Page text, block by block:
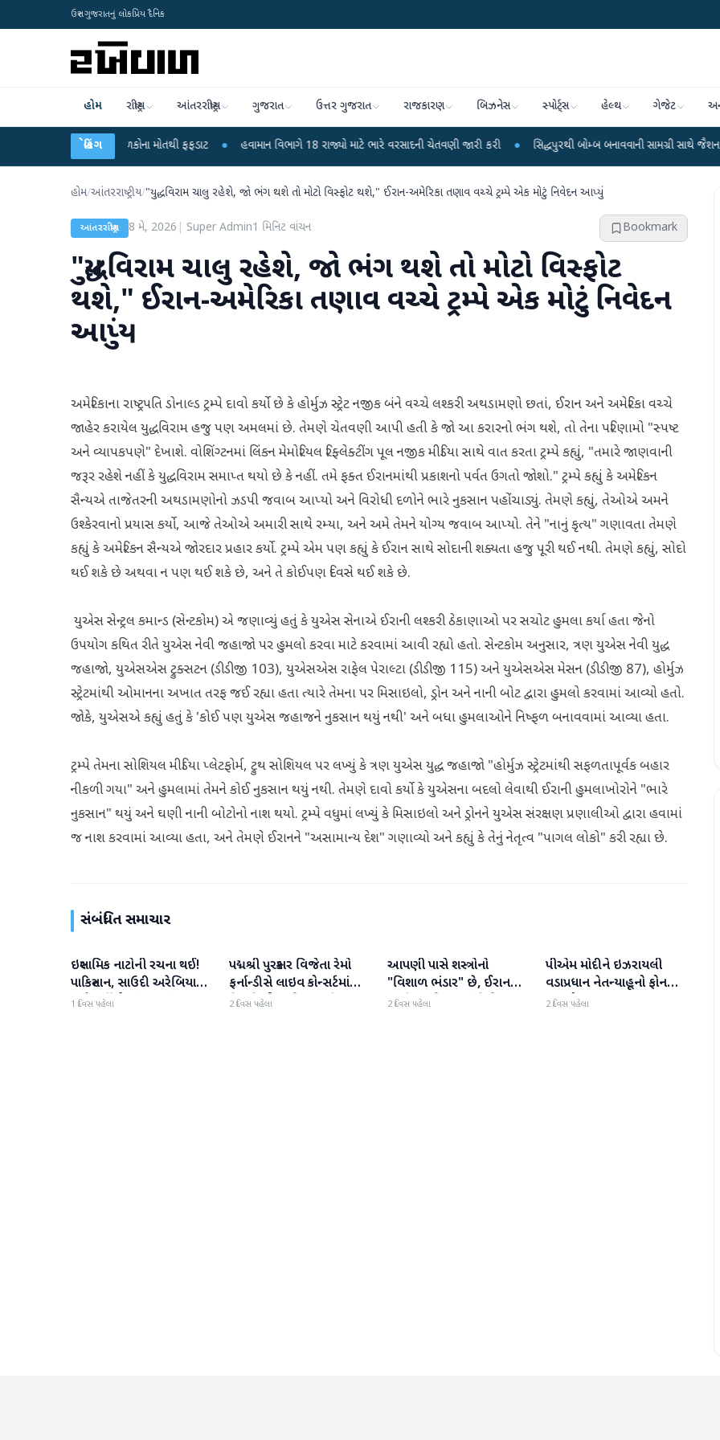
ઉત્તર ગુજરાતનું લોકપ્રિય દૈનિક
હોમ રાષ્ટ્રીય આંતરરાષ્ટ્રીય ગુજરાત ઉત્તર ગુજરાત રાજકારણ બિઝનેસ સ્પોર્ટ્સ હેલ્થ ગેજેટ
બ્રેકિંગ
6 બાળકોના મોતથી ફફડાટ ● હવામાન વિભાગે 18 રાજ્યો માટે ભારે વરસાદની ચેતવણી જારી કરી ● સિદ્ધપુરથી બોમ્બ બનાવવાની સામગ્રી સાથે જૈશના 5 શંકાસ્પદ
હોમ/આંતરરાષ્ટ્રીય/"યુદ્ધવિરામ ચાલુ રહેશે, જો ભંગ થશે તો મોટો વિસ્ફોટ થશે," ઈરાન-અમેરિકા તણાવ વચ્ચે ટ્રમ્પે એક મોટું નિવેદન આપ્યું
આંતરરાષ્ટ્રીય 8 મે, 2026 Super Admin1 મિનિટ વાંચન Bookmark
"યુદ્ધવિરામ ચાલુ રહેશે, જો ભંગ થશે તો મોટો વિસ્ફોટ
થશે," ઈરાન-અમેરિકા તણાવ વચ્ચે ટ્રમ્પે એક મોટું નિવેદન
આપ્યું
અમેરિકાના રાષ્ટ્રપતિ ડોનાલ્ડ ટ્રમ્પે દાવો કર્યો છે કે હોર્મુઝ સ્ટ્રેટ નજીક બંને વચ્ચે લશ્કરી અથડામણો છતાં, ઈરાન અને અમેરિકા વચ્ચે
જાહેર કરાયેલ યુદ્ધવિરામ હજુ પણ અમલમાં છે. તેમણે ચેતવણી આપી હતી કે જો આ કરારનો ભંગ થશે, તો તેના પરિણામો "સ્પષ્ટ
અને વ્યાપકપણે" દેખાશે. વોશિંગ્ટનમાં લિંકન મેમોરિયલ રિફ્લેક્ટીંગ પૂલ નજીક મીડિયા સાથે વાત કરતા ટ્રમ્પે કહ્યું, "તમારે જાણવાની
જરૂર રહેશે નહીં કે યુદ્ધવિરામ સમાપ્ત થયો છે કે નહીં. તમે ફક્ત ઈરાનમાંથી પ્રકાશનો પર્વત ઉગતો જોશો." ટ્રમ્પે કહ્યું કે અમેરિકન
સૈન્યએ તાજેતરની અથડામણોનો ઝડપી જવાબ આપ્યો અને વિરોધી દળોને ભારે નુકસાન પહોંચાડ્યું. તેમણે કહ્યું, તેઓએ અમને
ઉશ્કેરવાનો પ્રયાસ કર્યો, આજે તેઓએ અમારી સાથે રમ્યા, અને અમે તેમને યોગ્ય જવાબ આપ્યો. તેને "નાનું કૃત્ય" ગણાવતા તેમણે
કહ્યું કે અમેરિકન સૈન્યએ જોરદાર પ્રહાર કર્યો. ટ્રમ્પે એમ પણ કહ્યું કે ઈરાન સાથે સોદાની શક્યતા હજુ પૂરી થઈ નથી. તેમણે કહ્યું, સોદો
થઈ શકે છે અથવા ન પણ થઈ શકે છે, અને તે કોઈપણ દિવસે થઈ શકે છે.
યુએસ સેન્ટ્રલ કમાન્ડ (સેન્ટકોમ) એ જણાવ્યું હતું કે યુએસ સેનાએ ઈરાની લશ્કરી ઠેકાણાઓ પર સચોટ હુમલા કર્યા હતા જેનો
ઉપયોગ કથિત રીતે યુએસ નેવી જહાજો પર હુમલો કરવા માટે કરવામાં આવી રહ્યો હતો. સેન્ટકોમ અનુસાર, ત્રણ યુએસ નેવી યુદ્ધ
જહાજો, યુએસએસ ટ્રુક્સટન (ડીડીજી 103), યુએસએસ રાફેલ પેરાલ્ટા (ડીડીજી 115) અને યુએસએસ મેસન (ડીડીજી 87), હોર્મુઝ
સ્ટ્રેટમાંથી ઓમાનના અખાત તરફ જઈ રહ્યા હતા ત્યારે તેમના પર મિસાઇલો, ડ્રોન અને નાની બોટ દ્વારા હુમલો કરવામાં આવ્યો હતો.
જોકે, યુએસએ કહ્યું હતું કે 'કોઈ પણ યુએસ જહાજને નુકસાન થયું નથી' અને બધા હુમલાઓને નિષ્ફળ બનાવવામાં આવ્યા હતા.
ટ્રમ્પે તેમના સોશિયલ મીડિયા પ્લેટફોર્મ, ટ્રુથ સોશિયલ પર લખ્યું કે ત્રણ યુએસ યુદ્ધ જહાજો "હોર્મુઝ સ્ટ્રેટમાંથી સફળતાપૂર્વક બહાર
નીકળી ગયા" અને હુમલામાં તેમને કોઈ નુકસાન થયું નથી. તેમણે દાવો કર્યો કે યુએસના બદલો લેવાથી ઈરાની હુમલાખોરોને "ભારે
નુકસાન" થયું અને ઘણી નાની બોટોનો નાશ થયો. ટ્રમ્પે વધુમાં લખ્યું કે મિસાઇલો અને ડ્રોનને યુએસ સંરક્ષણ પ્રણાલીઓ દ્વારા હવામાં
જ નાશ કરવામાં આવ્યા હતા, અને તેમણે ઈરાનને "અસામાન્ય દેશ" ગણાવ્યો અને કહ્યું કે તેનું નેતૃત્વ "પાગલ લોકો" કરી રહ્યા છે.
સંબંધિત સમાચાર
આંતરરાષ્ટ્રીય
ઇસ્લામિક નાટોની રચના થઈ!
પાકિસ્તાન, સાઉદી અરેબિયા
અને તુર્કીએ સંયુક્ત સંરક્ષણ
1 દિવસ પહેલા
આંતરરાષ્ટ્રીય
પદ્મશ્રી પુરસ્કાર વિજેતા રેમો
ફર્નાન્ડીસે લાઇવ કોન્સર્ટમાંથી
નિવૃત્તિની જાહેરાત કરી
2 દિવસ પહેલા
આંતરરાષ્ટ્રીય
આપણી પાસે શસ્ત્રોનો
"વિશાળ ભંડાર" છે, ઈરાન
"ગરીબ" છે, ટ્રમ્પનું નિવેદન
2 દિવસ પહેલા
આંતરરાષ્ટ્રીય
પીએમ મોદીને ઇઝરાયલી
વડાપ્રધાન નેતન્યાહૂનો ફોન
આવ્યો
2 દિવસ પહેલા